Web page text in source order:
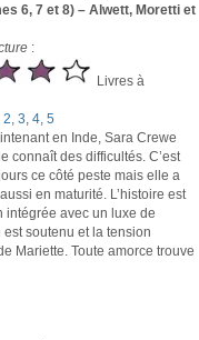
6, 7 et 8) – Alwett, Moretti et
:
Livres à
2, 3, 4, 5
en Inde, Sara Crewe
connaît des difficultés. C’est
ce côté peste mais elle a
en maturité. L’histoire est
intégrée avec un luxe de
soutenu et la tension
Mariette. Toute amorce trouve